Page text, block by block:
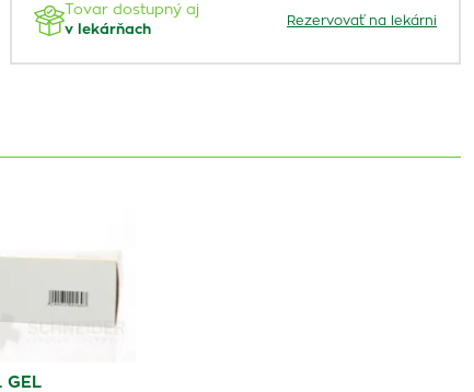
Tovar dostupný aj
v lekárňach
Rezervovať na lekárni
GEL